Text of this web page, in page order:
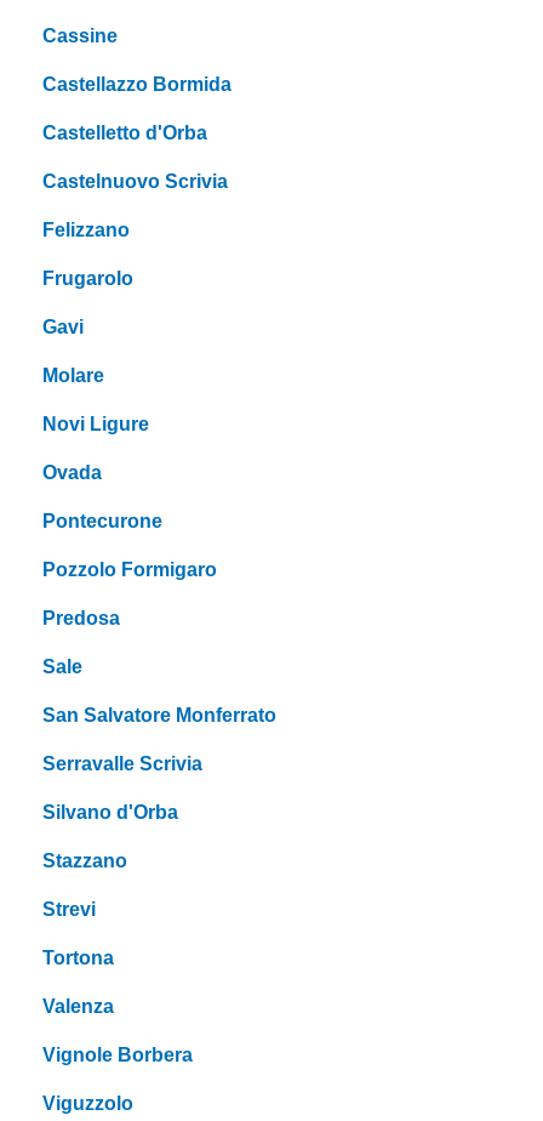
Cassine
Castellazzo Bormida
Castelletto d'Orba
Castelnuovo Scrivia
Felizzano
Frugarolo
Gavi
Molare
Novi Ligure
Ovada
Pontecurone
Pozzolo Formigaro
Predosa
Sale
San Salvatore Monferrato
Serravalle Scrivia
Silvano d'Orba
Stazzano
Strevi
Tortona
Valenza
Vignole Borbera
Viguzzolo